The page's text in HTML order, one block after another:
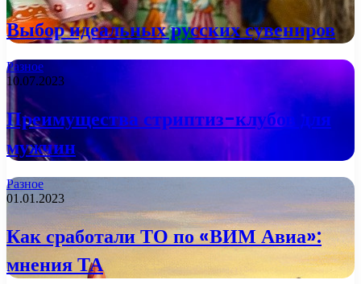
Выбор идеальных русских сувениров
Разное
10.07.2023
Преимущества стриптиз-клубов для
мужчин
Разное
01.01.2023
Как сработали ТО по «ВИМ Авиа»:
мнения ТА